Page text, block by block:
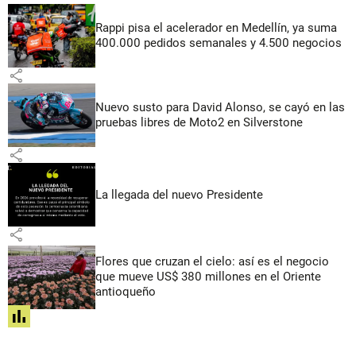
Rappi pisa el acelerador en Medellín, ya suma
400.000 pedidos semanales y 4.500 negocios
share
Nuevo susto para David Alonso, se cayó en las
pruebas libres de Moto2 en Silverstone
share
La llegada del nuevo Presidente
share
Flores que cruzan el cielo: así es el negocio
que mueve US$ 380 millones en el Oriente
antioqueño
share